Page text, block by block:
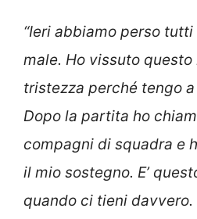
“Ieri abbiamo perso
male. Ho vissuto
tristezza perché tengo
Dopo la partita ho
compagni di squadra e
il mio sostegno. E’
quando ci tieni